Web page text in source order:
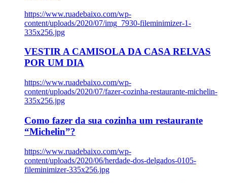
https://www.ruadebaixo.com/wp-
content/uploads/2020/07/img_7930-fileminimizer-1-
335x256.jpg
VESTIR A CAMISOLA DA CASA RELVAS
POR UM DIA
https://www.ruadebaixo.com/wp-
content/uploads/2020/07/fazer-cozinha-restaurante-michelin-
335x256.jpg
Como fazer da sua cozinha um restaurante
“Michelin”?
https://www.ruadebaixo.com/wp-
content/uploads/2020/06/herdade-dos-delgados-0105-
fileminimizer-335x256.jpg